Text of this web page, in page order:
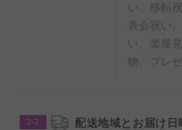
い、移転
表会祝い
い、楽屋
物、プレ
2-2 配送地域とお届け日